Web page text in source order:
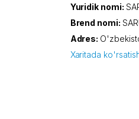
Yuridik nomi:
Brend nomi:
Adres:
Xaritada